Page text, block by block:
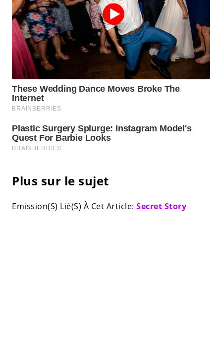
Plus sur le sujet
Emission(S) Lié(S) À Cet Article: Secret Story